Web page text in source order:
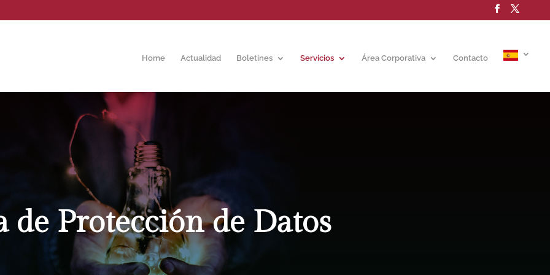
Home Actualidad Boletines Servicios Área Corporativa Contacto
de Protección de Datos